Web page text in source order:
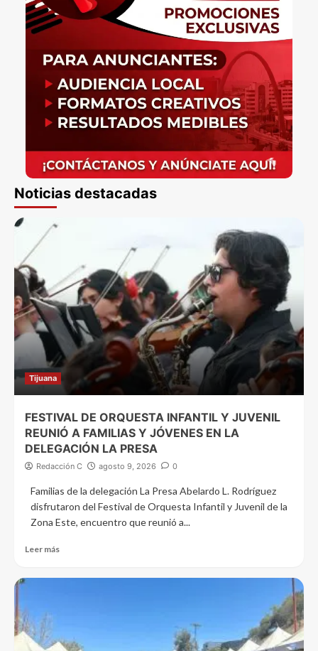
Noticias destacadas
Tijuana
FESTIVAL DE ORQUESTA INFANTIL Y JUVENIL
REUNIÓ A FAMILIAS Y JÓVENES EN LA
DELEGACIÓN LA PRESA
Redacción C agosto 9, 2026 0
Familias de la delegación La Presa Abelardo L. Rodríguez
disfrutaron del Festival de Orquesta Infantil y Juvenil de la
Zona Este, encuentro que reunió a...
Leer más